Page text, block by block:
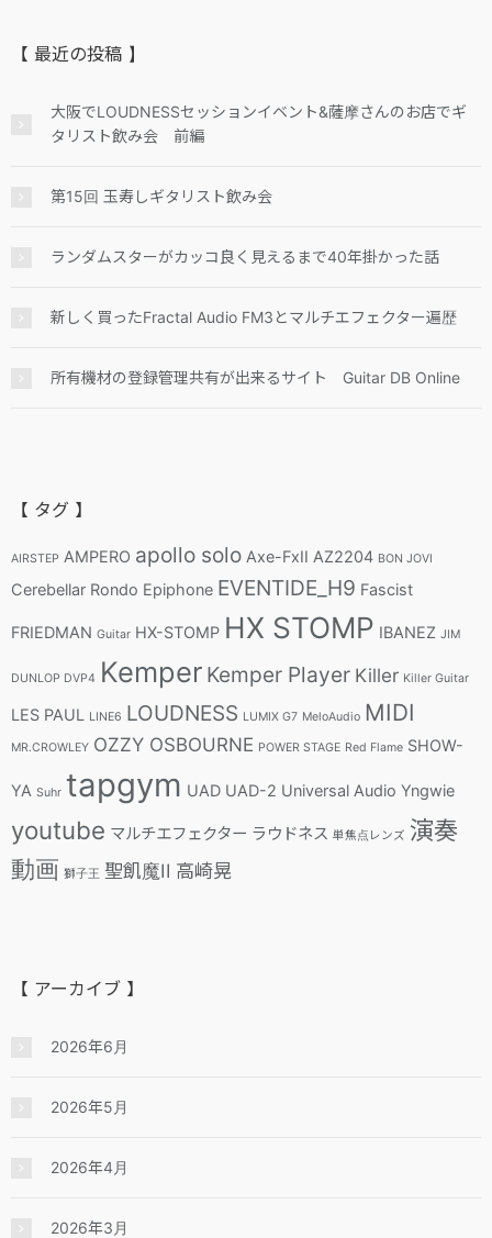
【 最近の投稿 】
大阪でLOUDNESSセッションイベント&薩摩さんのお店でギ
タリスト飲み会 前編
第15回 玉寿しギタリスト飲み会
ランダムスターがカッコ良く見えるまで40年掛かった話
新しく買ったFractal Audio FM3とマルチエフェクター遍歴
所有機材の登録管理共有が出来るサイト Guitar DB Online
【 タグ 】
AIRSTEP AMPERO apollo solo Axe-FxII AZ2204 BON JOVI
Cerebellar Rondo Epiphone EVENTIDE_H9 Fascist
FRIEDMAN Guitar HX-STOMP HX STOMP IBANEZ JIM
DUNLOP DVP4 Kemper Kemper Player Killer Killer Guitar
LES PAUL LINE6 LOUDNESS LUMIX G7 MeloAudio MIDI
MR.CROWLEY OZZY OSBOURNE POWER STAGE Red Flame SHOW-
YA Suhr tapgym UAD UAD-2 Universal Audio Yngwie
youtube マルチエフェクター ラウドネス 単焦点レンズ 演奏
動画 獅子王 聖飢魔II 高崎晃
【 アーカイブ 】
2026年6月
2026年5月
2026年4月
2026年3月